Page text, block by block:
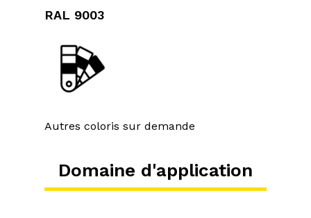
RAL 9003
Autres coloris sur demande
Domaine d'application